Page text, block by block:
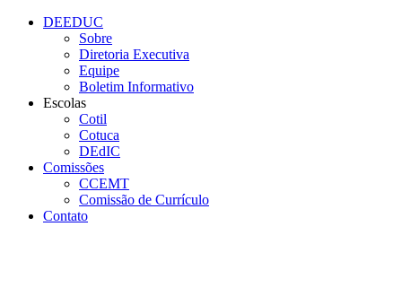
Página Inicial Diretoria
Conteúdo principal
DEEDUC
Sobre
Diretoria Executiva
Equipe
Boletim Informativo
Escolas
Cotil
Cotuca
DEdIC
Comissões
CCEMT
Comissão de Currículo
Contato